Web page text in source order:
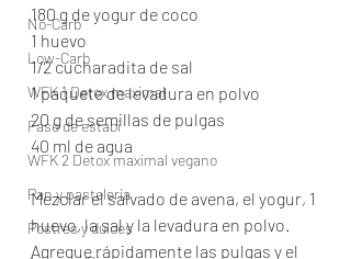
No-Carb
Low-Carb
WFK 1 Detox maximal
Fase de estabi
WFK 2 Detox maximal vegano
Pan y pastelería
Postres y dulces
180 g de yogur de coco
1 huevo
1/2 cucharadita de sal
1 paquete de levadura en polvo
20 g de semillas de pulgas
40 ml de agua
Mezclar el salvado de avena, el yogur, 1
huevo, la sal y la levadura en polvo.
Agregue rápidamente las pulgas y el